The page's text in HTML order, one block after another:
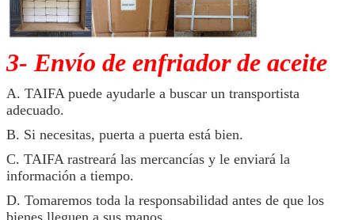
3- Envío de enfriador de aceite
A. TAIFA puede ayudarle a buscar un transportista
adecuado.
B. Si necesitas, puerta a puerta está bien.
C. TAIFA rastreará las mercancías y le enviará la
información a tiempo.
D. Tomaremos toda la responsabilidad antes de que los
bienes lleguen a sus manos.